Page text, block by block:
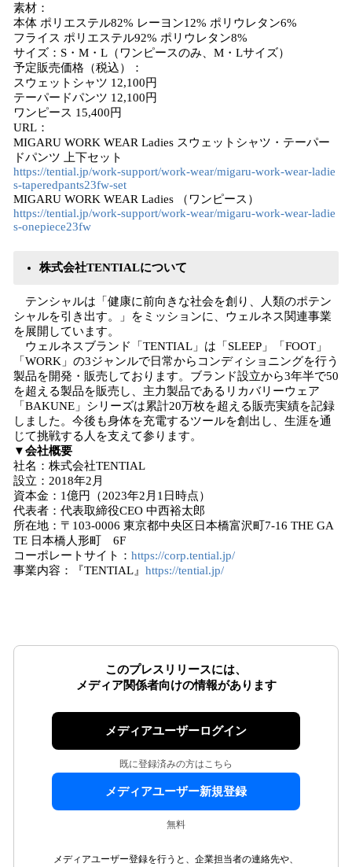
素材：
本体 ポリエステル82% レーヨン12% ポリウレタン6%
フライス ポリエステル92% ポリウレタン8%
サイズ：S・M・L（ワンピースのみ、M・Lサイズ）
予定販売価格（税込）：
スウェットシャツ 12,100円
テーパードパンツ 12,100円
ワンピース 15,400円
URL：
MIGARU WORK WEAR Ladies スウェットシャツ・テーパー
ドパンツ 上下セット
https://tential.jp/work-support/work-wear/migaru-work-wear-ladie
s-taperedpants23fw-set
MIGARU WORK WEAR Ladies （ワンピース）
https://tential.jp/work-support/work-wear/migaru-work-wear-ladie
s-onepiece23fw
株式会社TENTIALについて
テンシャルは「健康に前向きな社会を創り、人類のポテン
シャルを引き出す。」をミッションに、ウェルネス関連事業
を展開しています。
ウェルネスブランド「TENTIAL」は「SLEEP」「FOOT」
「WORK」の3ジャンルで日常からコンディショニングを行う
製品を開発・販売しております。ブランド設立から3年半で50
を超える製品を販売し、主力製品であるリカバリーウェア
「BAKUNE」シリーズは累計20万枚を超える販売実績を記録
しました。今後も身体を充電するツールを創出し、生涯を通
じて挑戦する人を支えて参ります。
▼会社概要
社名：株式会社TENTIAL
設立：2018年2月
資本金：1億円（2023年2月1日時点）
代表者：代表取締役CEO 中西裕太郎
所在地：〒103-0006 東京都中央区日本橋富沢町7-16 THE GA
TE 日本橋人形町 6F
コーポレートサイト： https://corp.tential.jp/
事業内容：『TENTIAL』 https://tential.jp/
このプレスリリースには、
メディア関係者向けの情報があります
メディアユーザーログイン
既に登録済みの方はこちら
メディアユーザー新規登録
無料
メディアユーザー登録を行うと、企業担当者の連絡先や、